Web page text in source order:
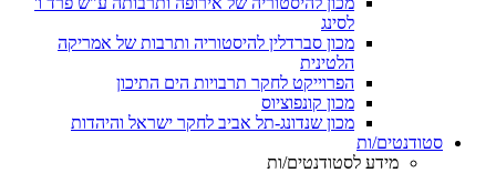
לסינג
מכון סברדלין להיסטוריה ותרבות של אמריקה
הלטינית
הפרוייקט לחקר תרבויות הים התיכון
מכון קונפוציוס
מכון שנדונג-תל אביב לחקר ישראל והיהדות
סטודנטים/ות
מידע לסטודנטים/ות